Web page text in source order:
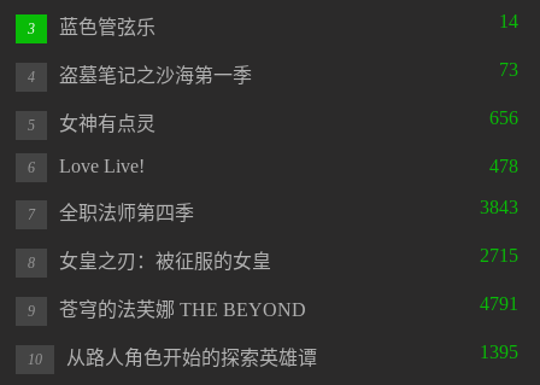
3 蓝色管弦乐 14
4 盗墓笔记之沙海第一季 73
5 女神有点灵 656
6 Love Live! 478
7 全职法师第四季 3843
8 女皇之刃：被征服的女皇 2715
9 苍穹的法芙娜 THE BEYOND 4791
10 从路人角色开始的探索英雄谭 1395